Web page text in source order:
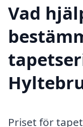
Vad
Priset för